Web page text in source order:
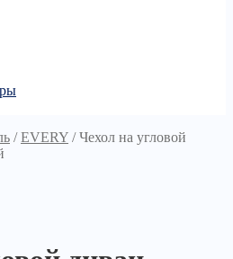
/EVERY /Чехол на угловой